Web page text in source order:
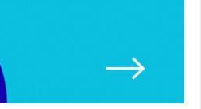
#alcaladeguadaira #ferias
golpeado a otro en el recinto
#alcaladeguadaira #ferias